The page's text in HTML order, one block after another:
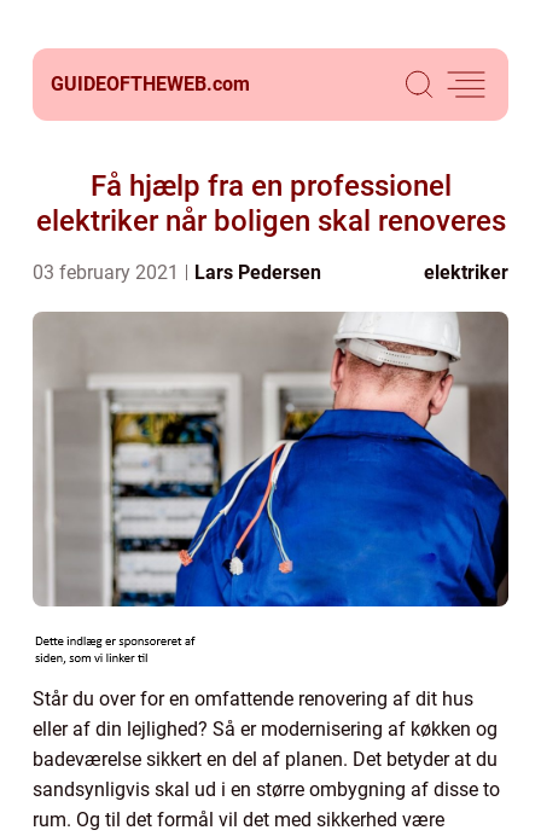
GUIDEOFTHEWEB.com
Få hjælp fra en professionel
elektriker når boligen skal renoveres
03 february 2021 Lars Pedersen elektriker
Står du over for en omfattende renovering af dit hus
eller af din lejlighed? Så er modernisering af køkken og
badeværelse sikkert en del af planen. Det betyder at du
sandsynligvis skal ud i en større ombygning af disse to
rum. Og til det formål vil det med sikkerhed være